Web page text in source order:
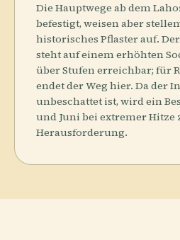
Die Hauptwege ab dem
befestigt, weisen aber
historisches Pflaster auf.
steht auf einem erhöhten
über Stufen erreichbar; für
endet der Weg hier. Da der
unbeschattet ist, wird ein
und Juni bei extremer Hitze
Herausforderung.